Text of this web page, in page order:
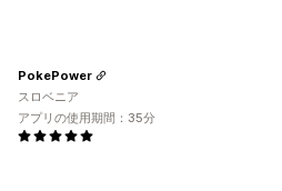
PokePower
スロベニア
アプリの使用期間：35分